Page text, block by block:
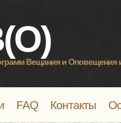
Вещания и Оповещения
FAQ Контакты